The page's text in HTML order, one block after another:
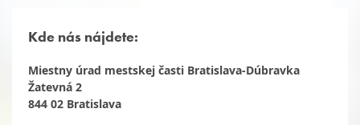
Kde nás nájdete:
Miestny úrad mestskej časti Bratislava-Dúbravka
Žatevná 2
844 02 Bratislava